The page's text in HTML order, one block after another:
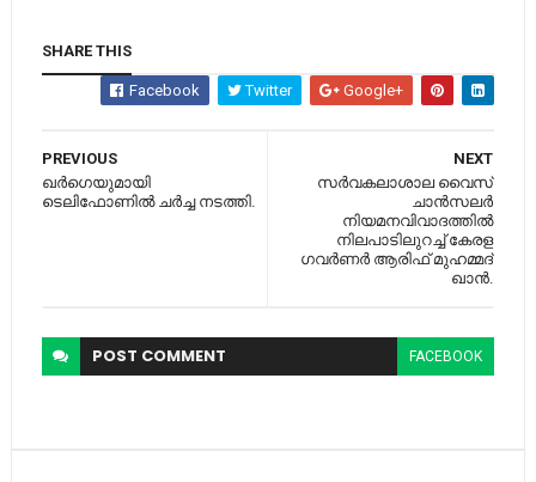
SHARE THIS
Facebook Twitter Google+
NEXT
സര്‍വകലാശാല വൈസ്
ചാന്‍സലര്‍
നിയമനവിവാദത്തില്‍
നിലപാടിലുറച്ച്‌ കേരള
ഗവര്‍ണര്‍ ആരിഫ് മുഹമ്മദ്
ഖാന്‍.
PREVIOUS
ഖര്‍ഗെയുമായി
ടെലിഫോണില്‍ ചര്‍ച്ച നടത്തി.
POST COMMENT FACEBOOK